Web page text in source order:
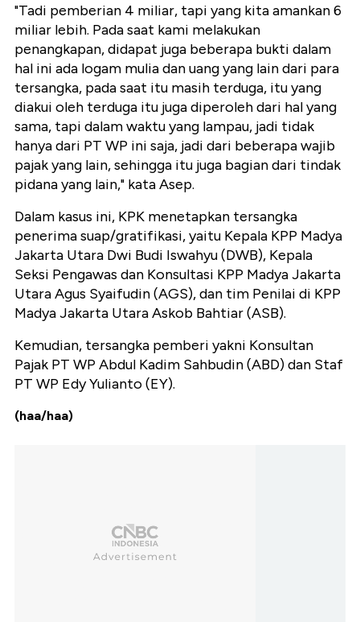
"Tadi pemberian 4 miliar, tapi yang kita amankan 6
miliar lebih. Pada saat kami melakukan
penangkapan, didapat juga beberapa bukti dalam
hal ini ada logam mulia dan uang yang lain dari para
tersangka, pada saat itu masih terduga, itu yang
diakui oleh terduga itu juga diperoleh dari hal yang
sama, tapi dalam waktu yang lampau, jadi tidak
hanya dari PT WP ini saja, jadi dari beberapa wajib
pajak yang lain, sehingga itu juga bagian dari tindak
pidana yang lain," kata Asep.
Dalam kasus ini, KPK menetapkan tersangka
penerima suap/gratifikasi, yaitu Kepala KPP Madya
Jakarta Utara Dwi Budi Iswahyu (DWB), Kepala
Seksi Pengawas dan Konsultasi KPP Madya Jakarta
Utara Agus Syaifudin (AGS), dan tim Penilai di KPP
Madya Jakarta Utara Askob Bahtiar (ASB).
Kemudian, tersangka pemberi yakni Konsultan
Pajak PT WP Abdul Kadim Sahbudin (ABD) dan Staf
PT WP Edy Yulianto (EY).
(haa/haa)